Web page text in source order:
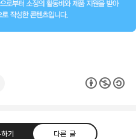
기 다른 글